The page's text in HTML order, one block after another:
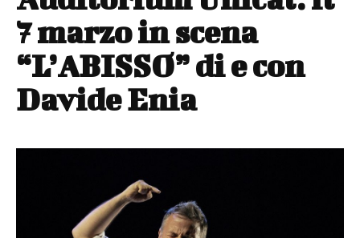
7 marzo in scena
“L’ABISSO” di e con
Davide Enia